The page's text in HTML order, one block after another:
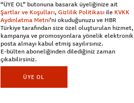
“ÜYE OL” butonuna basarak üyeliğinize ait
Şartlar ve Koşulları, Gizlilik Politikası ile KVKK
Aydınlatma Metni’ni okuduğunuzu ve HBR
Türkiye tarafından size özel oluşturulan hizmet,
kampanya ve promosyonlara yönelik elektronik
posta almayı kabul etmiş sayılırsınız.
E-bülten aboneliğinden dilediğiniz zaman
çıkabilirsiniz.
ÜYE OL